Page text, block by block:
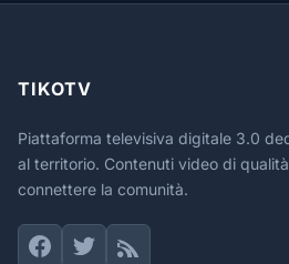
TIKOTV
Piattaforma televisiva digitale 3.0
al territorio. Contenuti video di
connettere la comunità.